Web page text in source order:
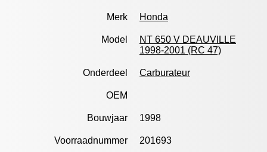
Merk Honda
Model
NT 650 V DEAUVILLE
1998-2001 (RC 47)
Onderdeel Carburateur
OEM
Bouwjaar 1998
Voorraadnummer 201693